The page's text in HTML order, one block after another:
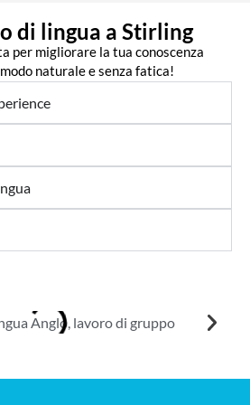
di lingua a Stirling
per migliorare la tua conoscenza
naturale e senza fatica!